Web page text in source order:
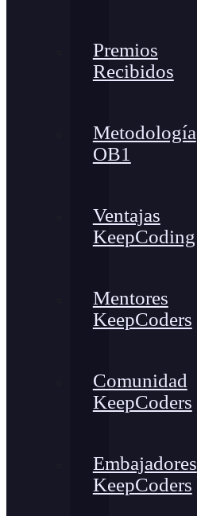
Premios
Recibidos
Metodología
OB1
Ventajas
KeepCoding
Mentores
KeepCoders
Comunidad
KeepCoders
Embajadores
KeepCoders